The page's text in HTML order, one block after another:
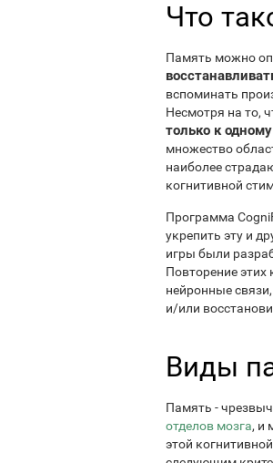
Что
Память можно
вспоминать
Несмотря на то,
только к
множество
наиболее
когнитивной
Программа
укрепить эту и
игры были
Повторение этих
нейронные
и/или
Виды
Память -
отделов мозга, и
этой